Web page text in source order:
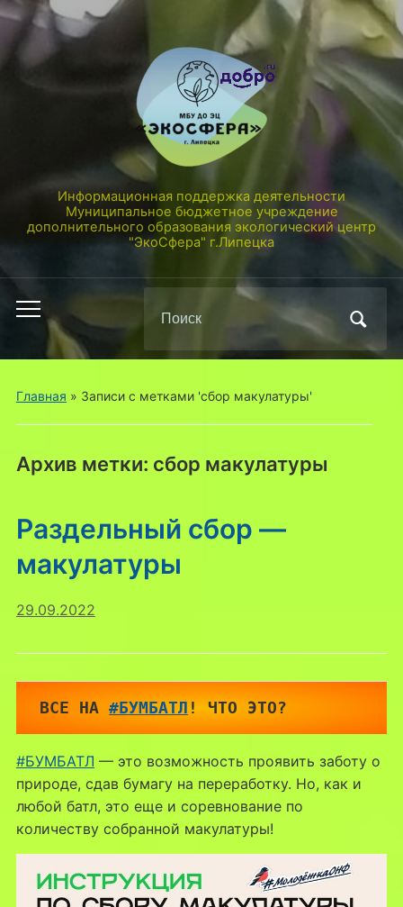
Информационная поддержка деятельности
Муниципальное бюджетное учреждение
дополнительного образования экологический центр
"ЭкоСфера" г.Липецка
Переключить
мобильное
меню
по:
Главная » Записи с метками 'сбор макулатуры'
Архив метки: сбор макулатуры
Раздельный сбор —
макулатуры
29.09.2022
ВСЕ НА #БУМБАТЛ ! ЧТО ЭТО?
#БУМБАТЛ — это возможность проявить заботу о
природе, сдав бумагу на переработку. Но, как и
любой батл, это еще и соревнование по
количеству собранной макулатуры!